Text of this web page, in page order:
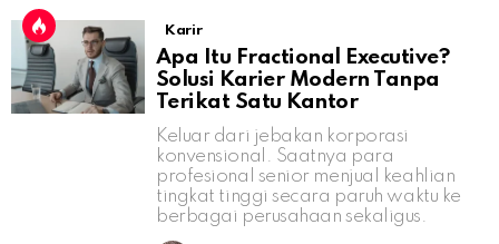
Karir
Apa Itu Fractional Executive?
Solusi Karier Modern Tanpa
Terikat Satu Kantor
Keluar dari jebakan korporasi
konvensional. Saatnya para
profesional senior menjual keahlian
tingkat tinggi secara paruh waktu ke
berbagai perusahaan sekaligus.